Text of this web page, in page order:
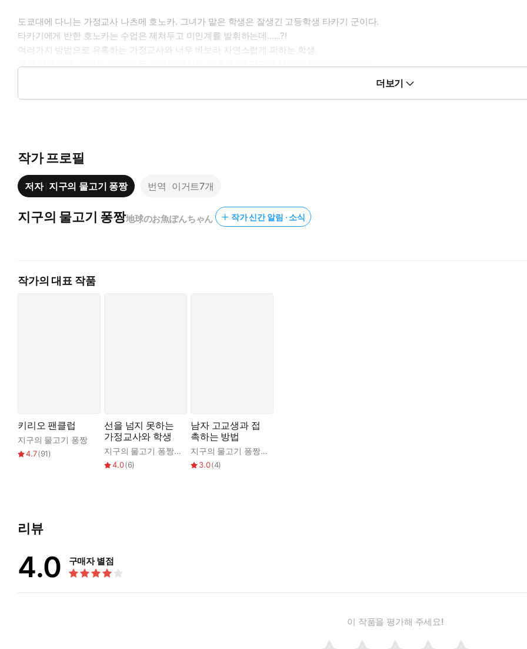
도쿄대에 다니는 가정교사 나츠메 호노카. 그녀가 맡은 학생은 잘생긴 고등학생 타카기 군이다.
타카기에게 반한 호노카는 수업은 제쳐두고 미인계를 발휘하는데......?!
여러가지 방법으로 유혹하는 가정교사와 너무 바보라 자연스럽게 피하는 학생.
평생 선을 넘을 수 없을 것 같은 두 사람이 펼치는, 예측불허&답답한 사랑의 공방이 시작된다!
더보기
작가 프로필
저자 지구의 물고기 퐁짱 번역 이거트7개
지구의 물고기 퐁짱地球のお魚ぽんちゃん 작가 신간 알림 · 소식
작가의 대표 작품
키리오 팬클럽
지구의 물고기 퐁짱
4.7(91)
선을 넘지 못하는
가정교사와 학생
지구의 물고기 퐁짱
,이거트7개
4.0(6)
남자 고교생과 접
촉하는 방법
지구의 물고기 퐁짱
,문기업
3.0(4)
리뷰
4.0 구매자 별점
이 작품을 평가해 주세요!